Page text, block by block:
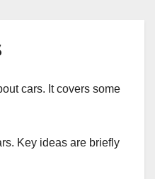
cars. It covers some
Key ideas are briefly